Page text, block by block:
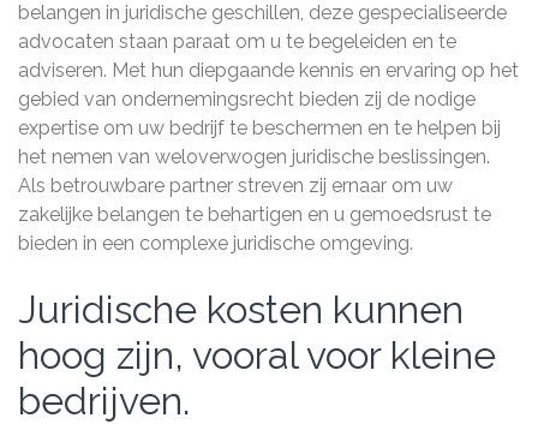
belangen in juridische geschillen, deze gespecialiseerde
advocaten staan paraat om u te begeleiden en te
adviseren. Met hun diepgaande kennis en ervaring op het
gebied van ondernemingsrecht bieden zij de nodige
expertise om uw bedrijf te beschermen en te helpen bij
het nemen van weloverwogen juridische beslissingen.
Als betrouwbare partner streven zij ernaar om uw
zakelijke belangen te behartigen en u gemoedsrust te
bieden in een complexe juridische omgeving.
Juridische kosten kunnen
hoog zijn, vooral voor kleine
bedrijven.